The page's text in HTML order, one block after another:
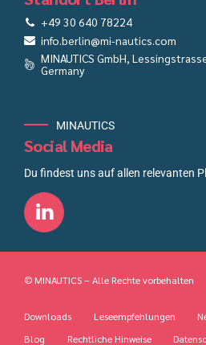
+49 30 640 78224
info.berlin@mi-nautics.com
MINAUTICS GmbH,
Germany
MINAUTICS
Social Media
Du findest uns auf allen relevanten
© MINAUTICS – Alle Rechte vorbehalten
Downloads Leseempfehlungen
Blog
Rechtliche Hinweise